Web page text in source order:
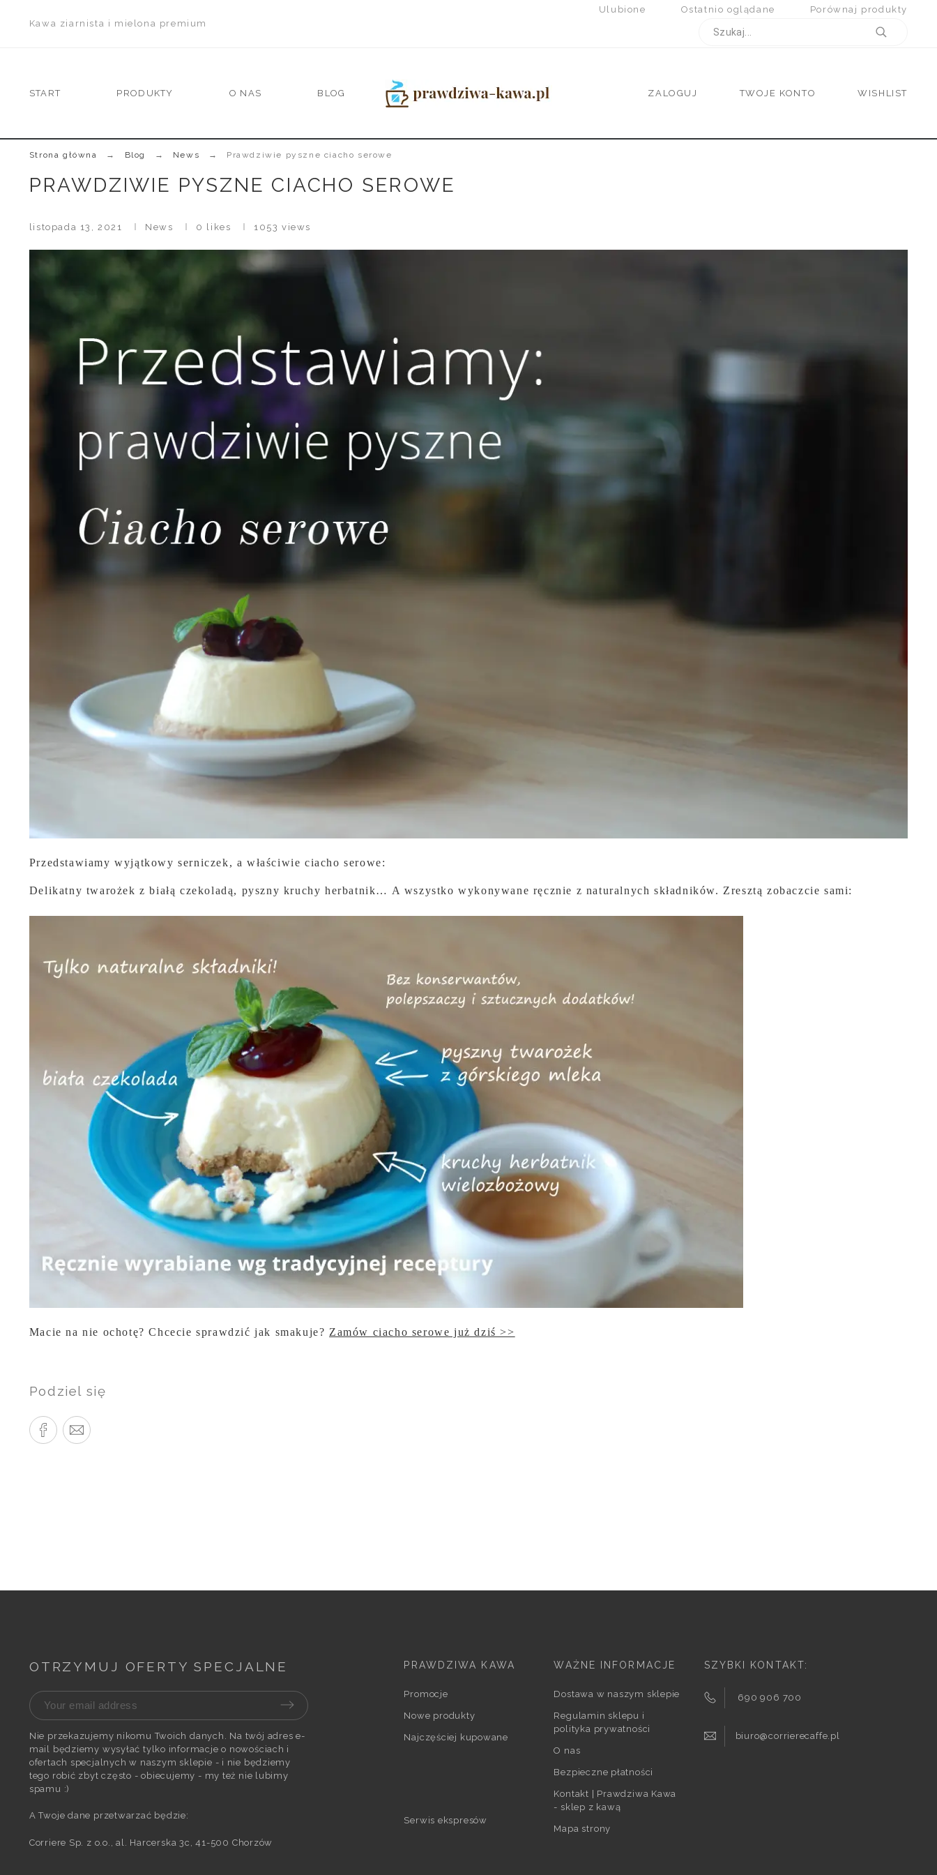
Kawa ziarnista i mielona premium
Ostatnio oglądane Porównaj produkty
Ulubione
START PRODUKTY O NAS BLOG ZALOGUJ TWOJE KONTO WISHLIST
Strona główna Blog News Prawdziwie pyszne ciacho serowe
PRAWDZIWIE PYSZNE CIACHO SEROWE
listopada 13, 2021 News 0 likes 1053 views
Przedstawiamy wyjątkowy serniczek, a właściwie ciacho serowe:
Delikatny twarożek z białą czekoladą, pyszny kruchy herbatnik… A wszystko wykonywane ręcznie z naturalnych składników. Zresztą zobaczcie sami:
Macie na nie ochotę? Chcecie sprawdzić jak smakuje? Zamów ciacho serowe już dziś >>
Podziel się
OTRZYMUJ OFERTY SPECJALNE
Nie przekazujemy nikomu Twoich danych. Na twój adres e-
mail będziemy wysyłać tylko informacje o nowościach i
ofertach specjalnych w naszym sklepie - i nie będziemy
tego robić zbyt często - obiecujemy - my też nie lubimy
spamu :)
A Twoje dane przetwarzać będzie:
Corriere Sp. z o.o., al. Harcerska 3c, 41-500 Chorzów
PRAWDZIWA KAWA
Promocje
Nowe produkty
Najczęściej kupowane
Serwis ekspresów
WAŻNE INFORMACJE
Dostawa w naszym sklepie
Regulamin sklepu i
polityka prywatności
O nas
Bezpieczne płatności
Kontakt | Prawdziwa Kawa
- sklep z kawą
Mapa strony
SZYBKI KONTAKT:
690 906 700
biuro@corrierecaffe.pl